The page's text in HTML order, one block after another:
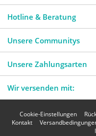
Hotline & Beratung
Unsere Communitys
Unsere Zahlungsarten
Wir versenden mit:
Cookie-Einstellungen
Kontakt